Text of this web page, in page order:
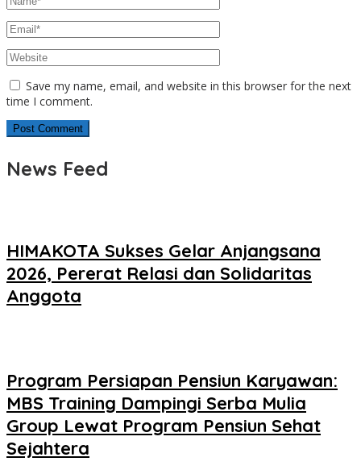
Save my name, email, and website in this browser for the next
time I comment.
News Feed
HIMAKOTA Sukses Gelar Anjangsana
2026, Pererat Relasi dan Solidaritas
Anggota
Program Persiapan Pensiun Karyawan:
MBS Training Dampingi Serba Mulia
Group Lewat Program Pensiun Sehat
Sejahtera